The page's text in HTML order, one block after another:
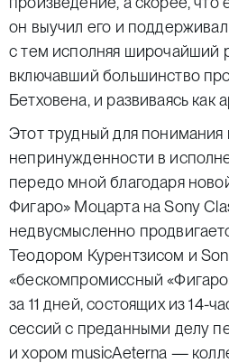
он выучил его и
с тем исполняя широчайший
включавший большинство
Бетховена, и развиваясь как
Этот трудный для понимания
непринужденности в
передо мной благодаря
Фигаро» Моцарта на Sony
недвусмысленно
Теодором Курентзисом и
«бескомпромиссный
за 11 дней, состоящих из 14-
сессий с преданными делу
и хором musicAeterna —